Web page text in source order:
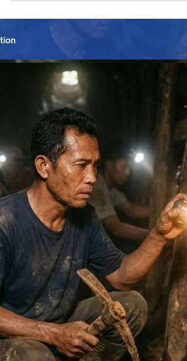
adbmi.org – Menjelang keberangkatan ke
negara penempatan, para calon pekerja
berbagai pengetahuan penting melalui
kegiatan Pre-Employment Orientation (PEO)
atau Orientasi Pra-Pemberangkatan (OPP).
Kegiatan ini merupakan bentuk kolaborasi
antara ADBMI Foundation, IOM dan IOI
Corporation Berhad, perusahaan kelapa